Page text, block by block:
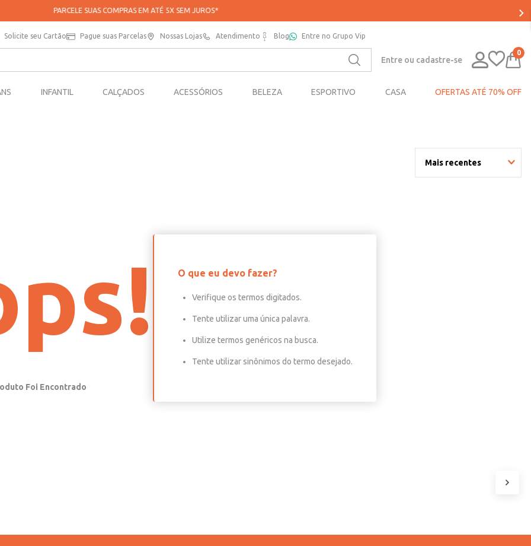
PARCELE SUAS COMPRAS EM ATÉ 5X SEM JUROS*
Solicite seu Cartão Pague suas Parcelas Nossas Lojas Atendimento Blog Entre no Grupo Vip
Entre ou cadastre-se
0
INFANTIL CALÇADOS ACESSÓRIOS BELEZA ESPORTIVO CASA OFERTAS ATÉ 70% OFF
Mais recentes
O que eu devo fazer?
Verifique os termos digitados.
Tente utilizar uma única palavra.
Utilize termos genéricos na busca.
Tente utilizar sinônimos do termo desejado.